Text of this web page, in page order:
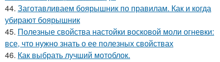
44. Заготавливаем боярышник по правилам. Как и когда
убирают боярышник
45. Полезные свойства настойки восковой моли огневки:
все, что нужно знать о ее полезных свойствах
46. Как выбрать лучший мотоблок.